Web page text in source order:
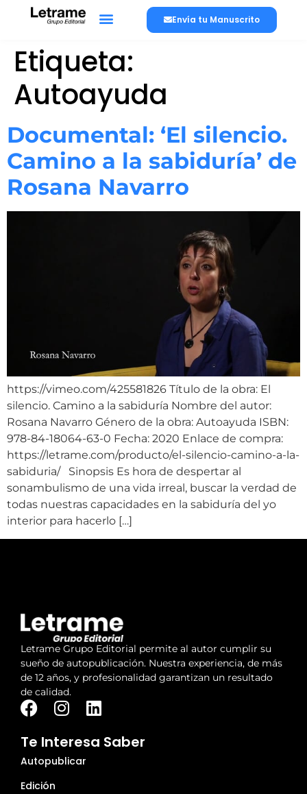
Envía tu Manuscrito
Etiqueta:
Autoayuda
Documental: ‘El silencio.
Camino a la sabiduría’ de
Rosana Navarro
https://vimeo.com/425581826 Título de la obra: El
silencio. Camino a la sabiduría Nombre del autor:
Rosana Navarro Género de la obra: Autoayuda ISBN:
978-84-18064-63-0 Fecha: 2020 Enlace de compra:
https://letrame.com/producto/el-silencio-camino-a-la-
sabiduria/ Sinopsis Es hora de despertar al
sonambulismo de una vida irreal, buscar la verdad de
todas nuestras capacidades en la sabiduría del yo
interior para hacerlo […]
Letrame Grupo Editorial permite al autor cumplir su
sueño de autopublicación. Nuestra experiencia, de más
de 12 años, y profesionalidad garantizan un resultado
de calidad.
Te Interesa Saber
Autopublicar
Edición